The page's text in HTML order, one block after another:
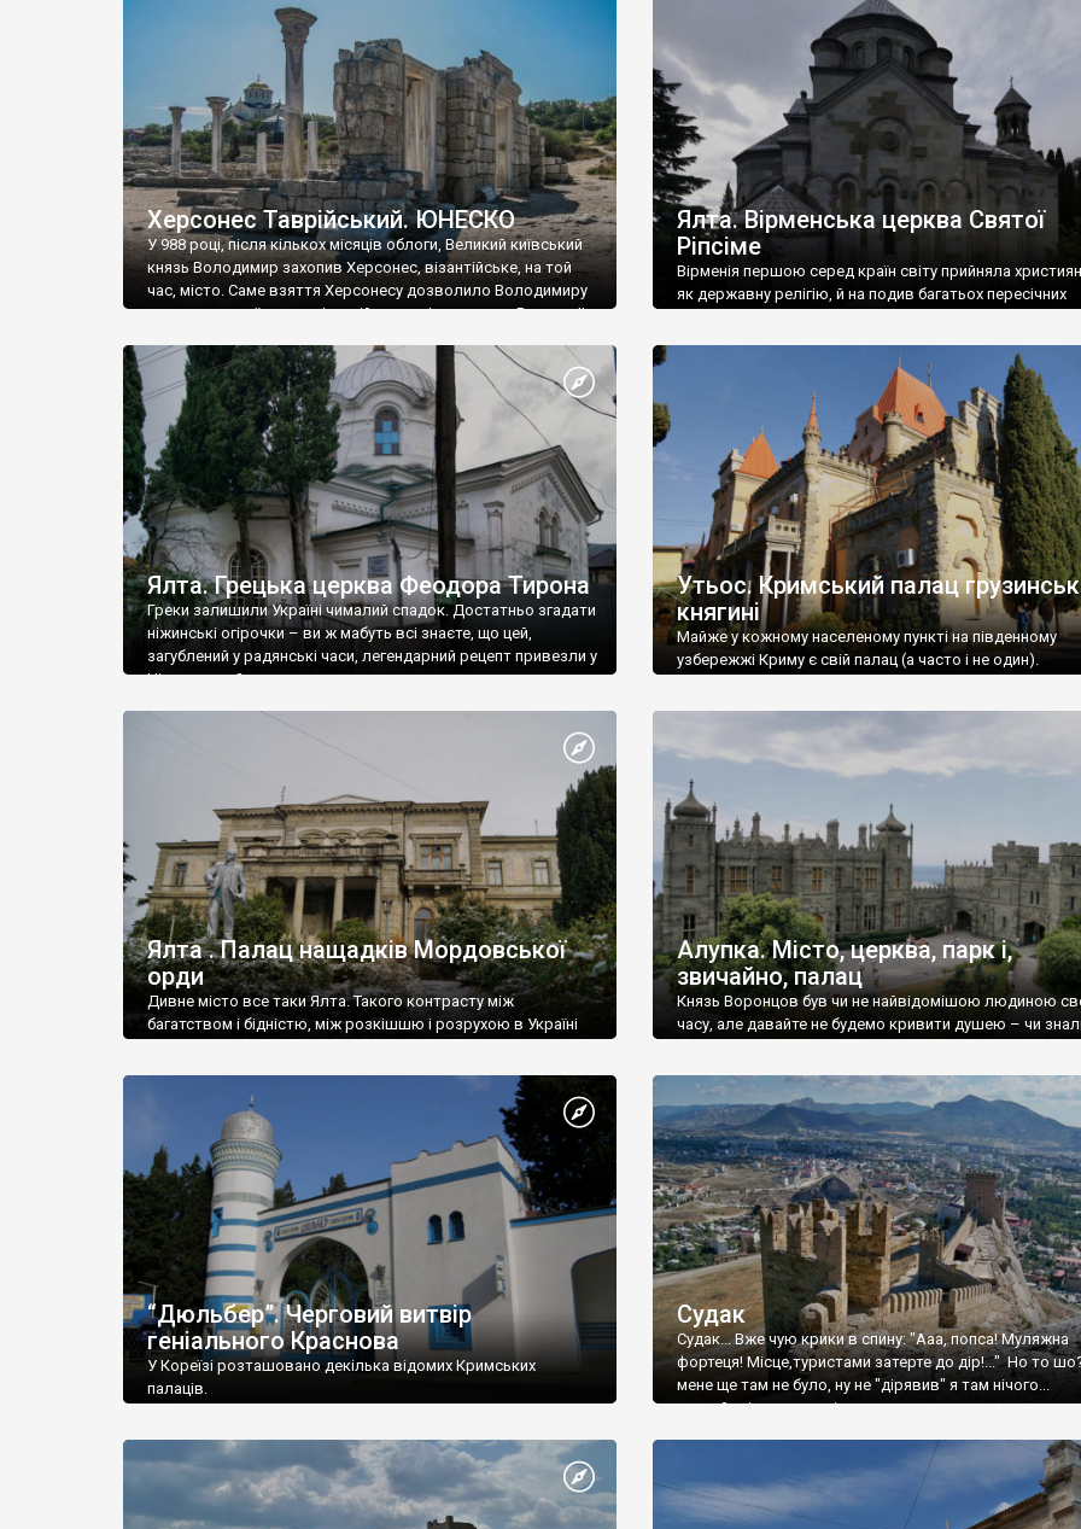
візантійської доби. Раритети викрадені з фондів об’єкту
культурної спадщини ЮНЕСКО «Херсонеса Таврійського».
Офіційно – на виставку «Золото Візантії», але експерти та
влада в Україні вважають це лише […]
називаються «повстяками» (postaki)…” “Вино. Крим
виробляє відмінне вино і його вдосталь: воно все
легке біле і дуже […]
Херсонес Таврійський. ЮНЕСКО
У 988 році, після кількох місяців облоги, Великий київський
князь Володимир захопив Херсонес, візантійське, на той
час, місто. Саме взяття Херсонесу дозволило Володимиру
диктувати свої умови візантійському імператору Василю ІІ,
Херсонесі Володимир-язичник, став Василем-
християнином. А потім було Хрещення Русі. На честь
Херсонесу Таврійського названо місто […]
Ялта. Вірменська церква Святої
Ріпсіме
Вірменія першою серед країн світу прийняла
як державну релігію, й на подив багатьох пересічних
Ялта. Грецька церква Феодора Тирона
Греки залишили Україні чималий спадок. Достатньо згадати
ніжинські огірочки – ви ж мабуть всі знаєте, що цей,
загублений у радянські часи, легендарний рецепт привезли у
Ніжин греки?
Утьос. Кримський палац
княгині
Майже у кожному населеному пункті на південному
узбережжі Криму є свій палац (а часто і не один).
Ялта . Палац нащадків Мордовської
орди
Дивне місто все таки Ялта. Такого контрасту між
багатством і бідністю, між розкішшю і розрухою в Україні
Алупка. Місто, церква, парк і,
звичайно, палац
Князь Воронцов був чи не найвідомішою людиною
часу, але давайте не будемо кривити душею – чи
“Дюльбер”. Черговий витвір
геніального Краснова
У Кореїзі розташовано декілька відомих Кримських
палаців.
Судак
Судак... Вже чую крики в спину: "Ааа, попса! Муляжна
фортеця! Місце,туристами затерте до дір!..." Но то
мене ще там не було, ну не "дірявив" я там нічого...
принаймні до цього літа.